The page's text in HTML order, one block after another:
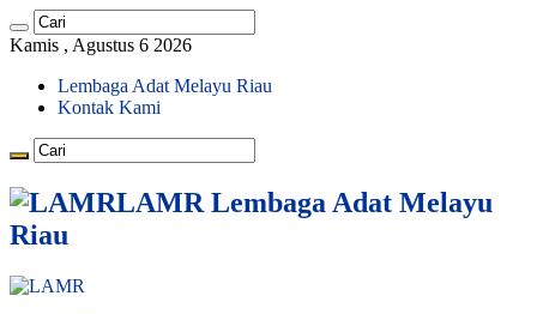
Kamis , Agustus 6 2026
Lembaga Adat Melayu Riau
Kontak Kami
LAMR Lembaga Adat Melayu
Riau